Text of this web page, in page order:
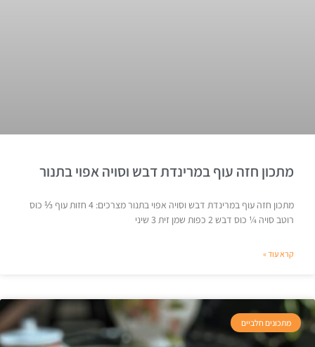
מתכון חזה עוף במרינדת דבש וסויה אפוי בתנור
מתכון חזה עוף במרינדת דבש וסויה אפוי בתנור מצרכים: 4 חזות עוף ⅓ כוס
רוטב סויה ¼ כוס דבש 2 כפות שמן זית 3 שיני
קרא עוד »
מתכונים חלביים